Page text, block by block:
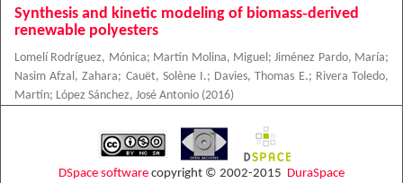
Synthesis and kinetic modeling of biomass‐derived
renewable polyesters
Lomelí Rodríguez, Mónica; Martín Molina, Miguel ;Jiménez Pardo, María;
Nasim Afzal, Zahara; Cauët, Solène I.; Davies, Thomas E.; Rivera Toledo,
Martín; López Sánchez, José Antonio (2016)
DSpace software copyright © 2002-2015 DuraSpace